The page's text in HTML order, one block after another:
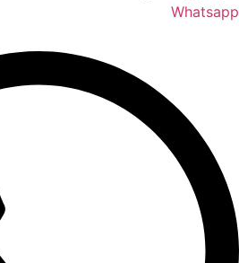
Whatsapp